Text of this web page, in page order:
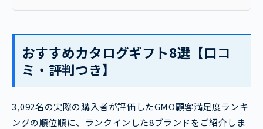
おすすめカタログギフト8選【口コ
ミ・評判つき】
3,092名の実際の購入者が評価したGMO顧客満足度ランキ
ングの順位順に、ランクインした8ブランドをご紹介しま